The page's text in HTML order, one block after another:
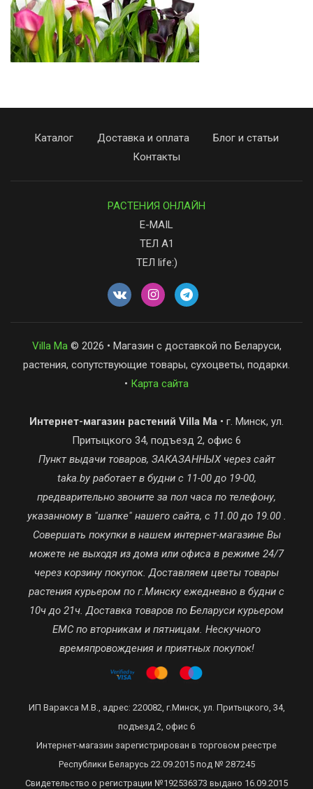
Каталог Доставка и оплата
Блог и статьи
Контакты
РАСТЕНИЯ ОНЛАЙН
E-MAIL
ТЕЛ А1
ТЕЛ life:)
Villa Ma © 2026 • Магазин с доставкой по Беларуси,
растения, сопутствующие товары, сухоцветы, подарки.
• Карта сайта
Интернет-магазин растений Villa Ma • г. Минск, ул.
Притыцкого 34, подъезд 2, офис 6
Пункт выдачи товаров, ЗАКАЗАННЫХ через сайт
taka.by работает в будни с 11-00 до 19-00,
предварительно звоните за пол часа по телефону,
указанному в "шапке" нашего сайта, с 11.00 до 19.00 .
Совершать покупки в нашем интернет-магазине Вы
можете не выходя из дома или офиса в режиме 24/7
через корзину покупок. Доставляем цветы товары
растения курьером по г.Минску ежедневно в будни с
10ч до 21ч. Доставка товаров по Беларуси курьером
ЕМС по вторникам и пятницам. Нескучного
времяпровождения и приятных покупок!
ИП Варакса М.В., адрес: 220082, г.Минск, ул. Притыцкого, 34,
подъезд 2, офис 6
Интернет-магазин зарегистрирован в торговом реестре
Республики Беларусь 22.09.2015 под № 287245
Свидетельство о регистрации №192536373 выдано 16.09.2015